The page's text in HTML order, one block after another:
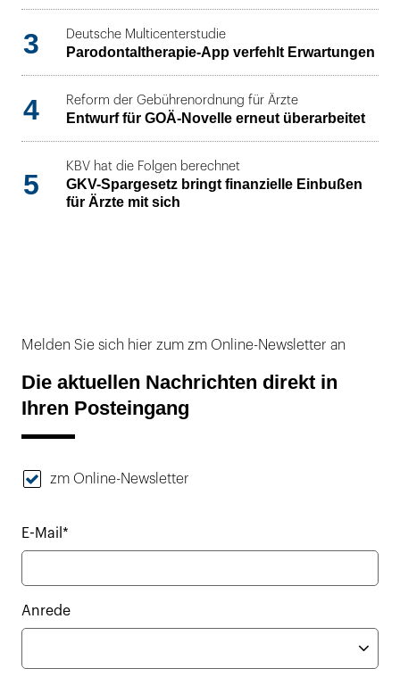
3 Deutsche Multicenterstudie
Parodontaltherapie-App verfehlt Erwartungen
4 Reform der Gebührenordnung für Ärzte
Entwurf für GOÄ-Novelle erneut überarbeitet
5
KBV hat die Folgen berechnet
GKV-Spargesetz bringt finanzielle Einbußen
für Ärzte mit sich
Melden Sie sich hier zum zm Online-Newsletter an
Die aktuellen Nachrichten direkt in
Ihren Posteingang
zm Online-Newsletter
E-Mail*
Anrede